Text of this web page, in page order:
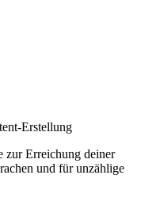
Erstellung
zur Erreichung deiner
und für unzählige